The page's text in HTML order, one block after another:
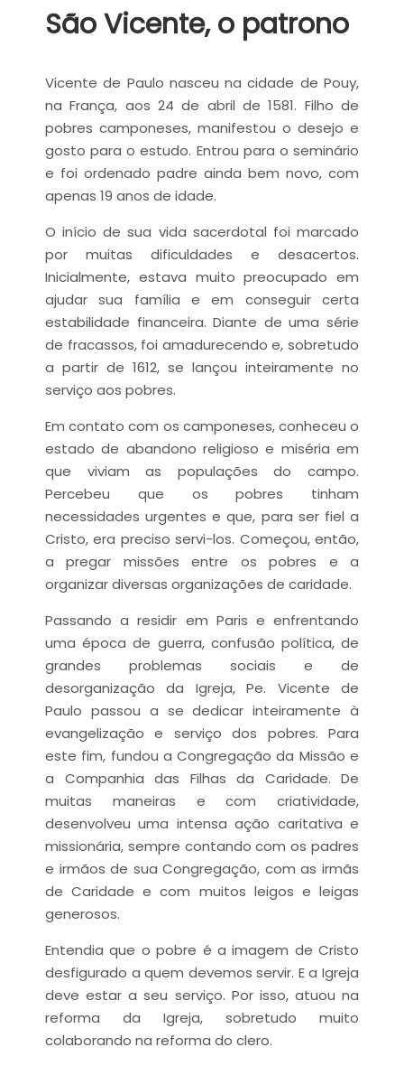
São Vicente, o patrono
Vicente de Paulo nasceu na cidade de Pouy,
na França, aos 24 de abril de 1581. Filho de
pobres camponeses, manifestou o desejo e
gosto para o estudo. Entrou para o seminário
e foi ordenado padre ainda bem novo, com
apenas 19 anos de idade.
O início de sua vida sacerdotal foi marcado
por muitas dificuldades e desacertos.
Inicialmente, estava muito preocupado em
ajudar sua família e em conseguir certa
estabilidade financeira. Diante de uma série
de fracassos, foi amadurecendo e, sobretudo
a partir de 1612, se lançou inteiramente no
serviço aos pobres.
Em contato com os camponeses, conheceu o
estado de abandono religioso e miséria em
que viviam as populações do campo.
Percebeu que os pobres tinham
necessidades urgentes e que, para ser fiel a
Cristo, era preciso servi-los. Começou, então,
a pregar missões entre os pobres e a
organizar diversas organizações de caridade.
Passando a residir em Paris e enfrentando
uma época de guerra, confusão política, de
grandes problemas sociais e de
desorganização da Igreja, Pe. Vicente de
Paulo passou a se dedicar inteiramente à
evangelização e serviço dos pobres. Para
este fim, fundou a Congregação da Missão e
a Companhia das Filhas da Caridade. De
muitas maneiras e com criatividade,
desenvolveu uma intensa ação caritativa e
missionária, sempre contando com os padres
e irmãos de sua Congregação, com as irmãs
de Caridade e com muitos leigos e leigas
generosos.
Entendia que o pobre é a imagem de Cristo
desfigurado a quem devemos servir. E a Igreja
deve estar a seu serviço. Por isso, atuou na
reforma da Igreja, sobretudo muito
colaborando na reforma do clero.